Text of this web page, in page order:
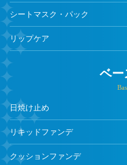
シートマスク・パック
リップケア
ベー
日焼け止め
リキッドファンデ
クッションファンデ